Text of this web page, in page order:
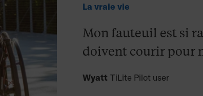
La vraie vie
Mon fauteuil est si
doivent courir pour
Wyatt TiLite Pilot user